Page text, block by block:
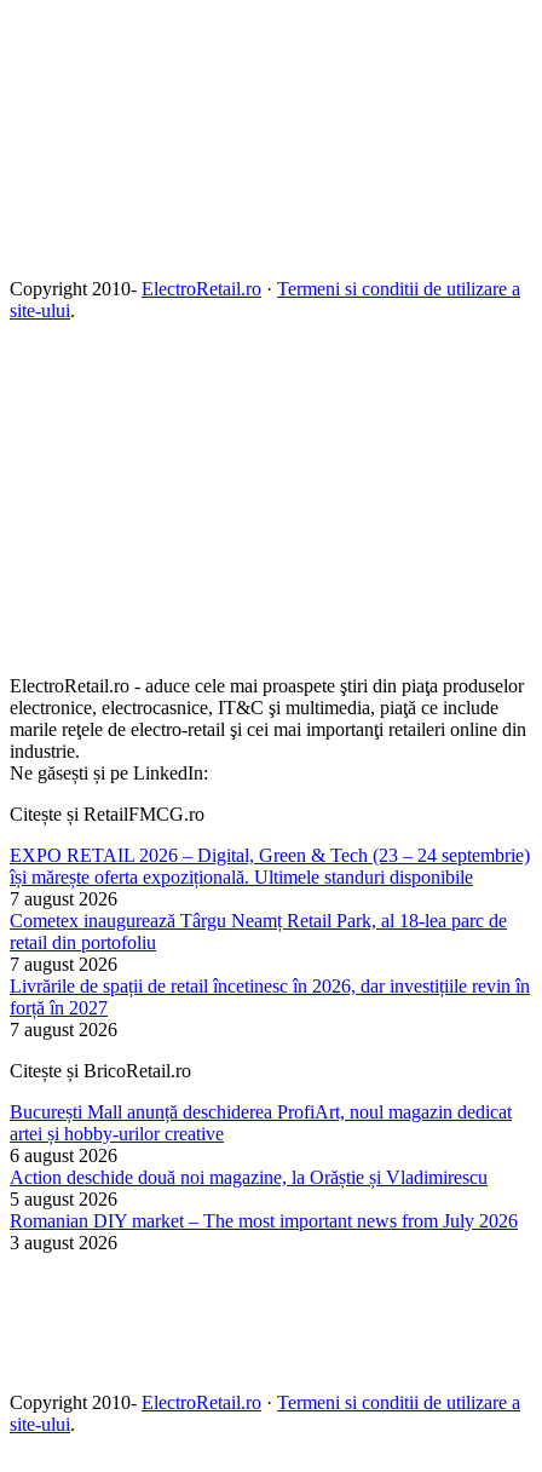
Copyright 2010- ElectroRetail.ro · Termeni si conditii de utilizare a
site-ului.
ElectroRetail.ro - aduce cele mai proaspete ştiri din piaţa produselor
electronice, electrocasnice, IT&C şi multimedia, piaţă ce include
marile reţele de electro-retail şi cei mai importanţi retaileri online din
industrie.
Ne găsești și pe LinkedIn:
Citește și RetailFMCG.ro
EXPO RETAIL 2026 – Digital, Green & Tech (23 – 24 septembrie)
își mărește oferta expozițională. Ultimele standuri disponibile
7 august 2026
Cometex inaugurează Târgu Neamț Retail Park, al 18-lea parc de
retail din portofoliu
7 august 2026
Livrările de spații de retail încetinesc în 2026, dar investițiile revin în
forță în 2027
7 august 2026
Citește și BricoRetail.ro
București Mall anunță deschiderea ProfiArt, noul magazin dedicat
artei și hobby-urilor creative
6 august 2026
Action deschide două noi magazine, la Orăștie și Vladimirescu
5 august 2026
Romanian DIY market – The most important news from July 2026
3 august 2026
Copyright 2010- ElectroRetail.ro · Termeni si conditii de utilizare a
site-ului.